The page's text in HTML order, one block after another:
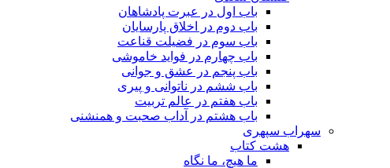
باب اول در عبرت پادشاهان
باب دوم در اخلاق پارسایان
باب سوم در فضیلت قناعت
باب چهارم در فواید خاموشى
باب پنجم در عشق و جوانى
باب ششم در ناتوانى و پیرى
باب هفتم در عالم تربیت
باب هشتم در آداب صحبت و همنشنى
سهراب سپهری
هشت کتاب
ما هیچ، ما نگاه